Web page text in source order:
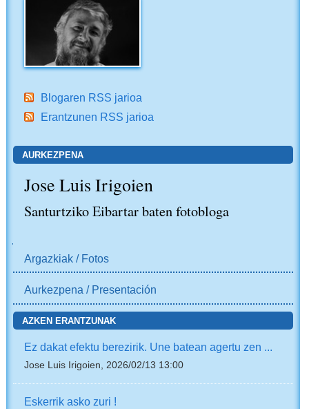
Blogaren RSS jarioa
Erantzunen RSS jarioa
AURKEZPENA
Jose Luis Irigoien
Santurtziko Eibartar baten fotobloga
Argazkiak / Fotos
Aurkezpena / Presentación
AZKEN ERANTZUNAK
Ez dakat efektu berezirik. Une batean agertu zen ...
Jose Luis Irigoien, 2026/02/13 13:00
Eskerrik asko zuri !